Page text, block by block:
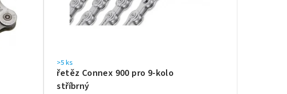
řetěz Connex 900 pro 9-kolo
stříbrný
>5 ks